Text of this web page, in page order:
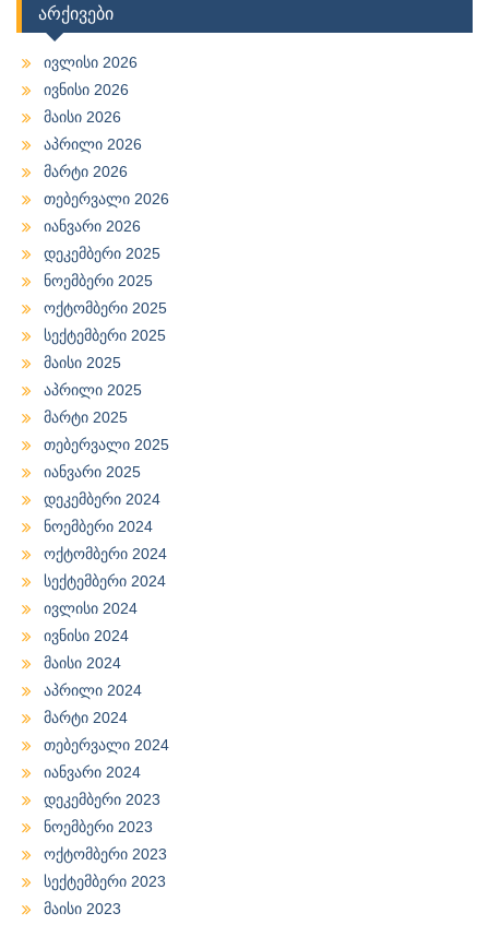
არქივები
ივლისი 2026
ივნისი 2026
მაისი 2026
აპრილი 2026
მარტი 2026
თებერვალი 2026
იანვარი 2026
დეკემბერი 2025
ნოემბერი 2025
ოქტომბერი 2025
სექტემბერი 2025
მაისი 2025
აპრილი 2025
მარტი 2025
თებერვალი 2025
იანვარი 2025
დეკემბერი 2024
ნოემბერი 2024
ოქტომბერი 2024
სექტემბერი 2024
ივლისი 2024
ივნისი 2024
მაისი 2024
აპრილი 2024
მარტი 2024
თებერვალი 2024
იანვარი 2024
დეკემბერი 2023
ნოემბერი 2023
ოქტომბერი 2023
სექტემბერი 2023
მაისი 2023